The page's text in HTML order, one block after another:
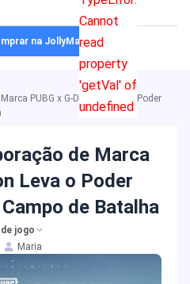
Cannot
read
property
'getVal' of
undefined
na JollyMax
PUBG x G-Dragon Leva o Poder
de Marca
Leva o Poder
de Batalha
jogo
Maria